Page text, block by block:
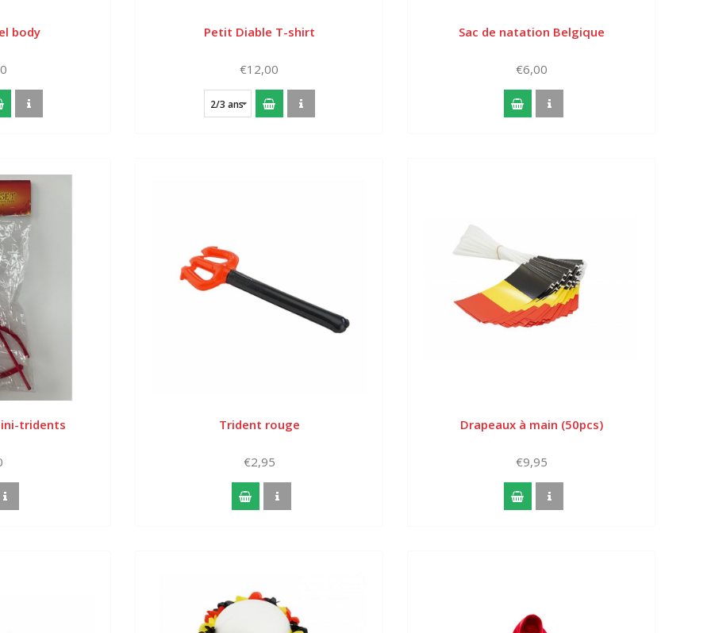
body Petit Diable T-shirt
€12,00
2/3 ans
Sac de natation Belgique
€6,00
tridents Trident rouge
€2,95
Drapeaux à main (50pcs)
€9,95